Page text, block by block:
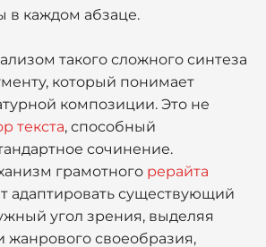
в каждом абзаце.
такого сложного синтеза
который понимает
композиции. Это не
текста, способный
сочинение.
грамотного рерайта
адаптировать существующий
угол зрения, выделяя
жанрового своеобразия,